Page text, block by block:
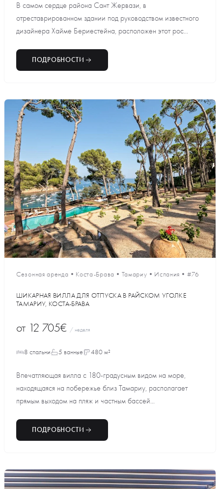
В самом сердце района Сант Жервази, в
отреставрированном здании под руководством известного
дизайнера Хайме Бериестейна, расположен этот рос...
ПОДРОБНОСТИ
Сезонная аренда • Коста-Брава • Тамариу • Испания • #76
ШИКАРНАЯ ВИЛЛА ДЛЯ ОТПУСКА В РАЙСКОМ УГОЛКЕ
ТАМАРИУ, КОСТА-БРАВА
от 12 705€ / неделя
8 спальни 5 ванные 480 м²
Впечатляющая вилла с 180-градусным видом на море,
находящаяся на побережье близ Тамариу, располагает
прямым выходом на пляж и частным бассей...
ПОДРОБНОСТИ